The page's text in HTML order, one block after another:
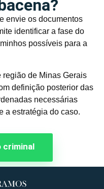
envie os documentos
identificar a fase do
possíveis para a
região de Minas Gerais
definição posterior das
necessárias
a estratégia do caso.
criminal